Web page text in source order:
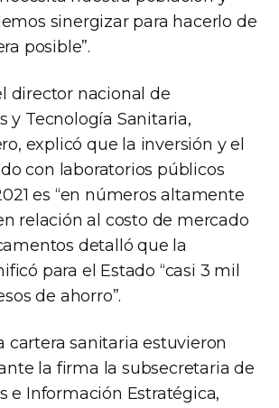
sinergizar para hacerlo de
posible”.
director nacional de
y Tecnología Sanitaria,
explicó que la inversión y el
con laboratorios públicos
es “en números altamente
relación al costo de mercado
detalló que la
para el Estado “casi 3 mil
de ahorro”.
cartera sanitaria estuvieron
la firma la subsecretaria de
e Información Estratégica,